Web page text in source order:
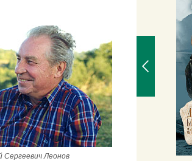
Сергеевич Леонов